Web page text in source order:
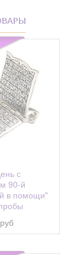
Арина)
с
90-й
в помощи"